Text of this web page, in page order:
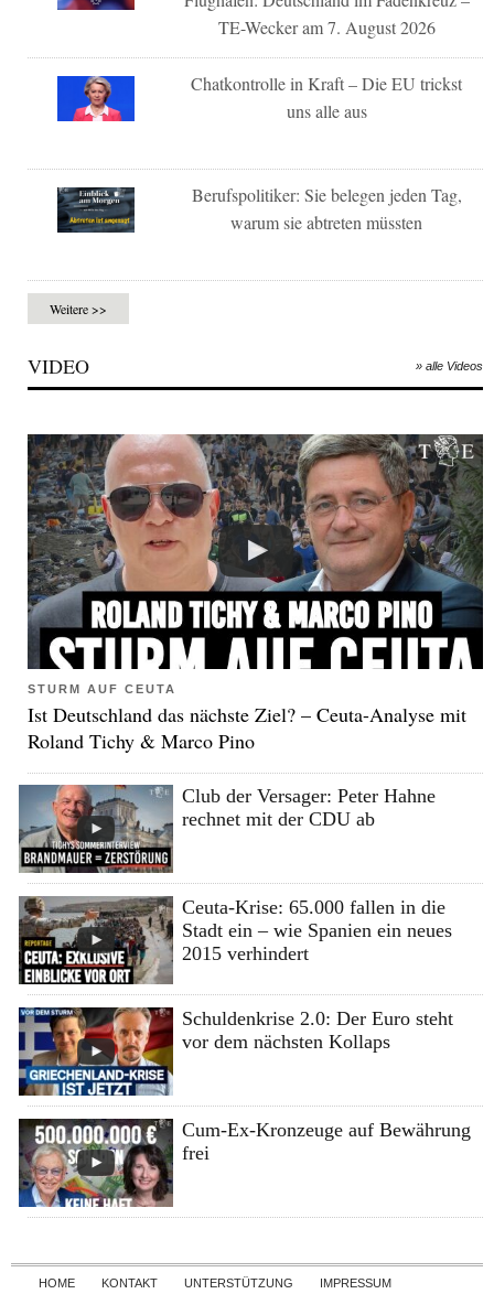
TE-Wecker am 7. August 2026
Chatkontrolle in Kraft – Die EU trickst
uns alle aus
Berufspolitiker: Sie belegen jeden Tag,
warum sie abtreten müssten
Weitere >>
VIDEO » alle Videos
STURM AUF CEUTA
Ist Deutschland das nächste Ziel? – Ceuta-Analyse mit
Roland Tichy & Marco Pino
Club der Versager: Peter Hahne
rechnet mit der CDU ab
Ceuta-Krise: 65.000 fallen in die
Stadt ein – wie Spanien ein neues
2015 verhindert
Schuldenkrise 2.0: Der Euro steht
vor dem nächsten Kollaps
Cum-Ex-Kronzeuge auf Bewährung
frei
Skip to content
HOME KONTAKT UNTERSTÜTZUNG IMPRESSUM